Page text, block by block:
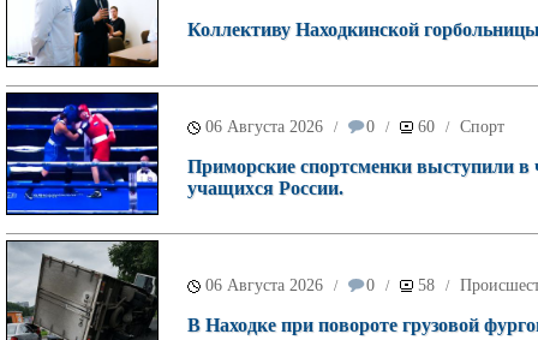
Коллективу Находкинской
06 Августа 2026 / 0 / 60 / Спорт
Приморские спортсменки выступили в
учащихся России.
06 Августа 2026 / 0 / 58 /
В Находке при повороте грузовой